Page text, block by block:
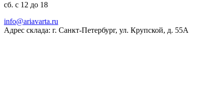
сб. с 12 до 18
ur.atravaira@ofni
Адрес склада: г. Санкт-Петербург, ул. Крупской, д. 55А